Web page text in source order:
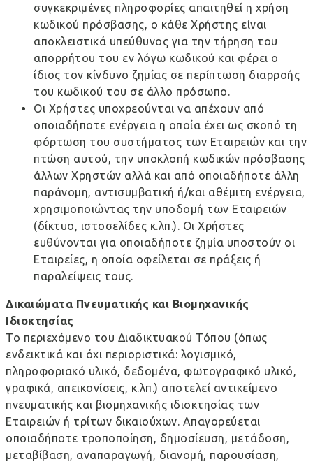
συγκεκριμένες πληροφορίες απαιτηθεί η χρήση
κωδικού πρόσβασης, ο κάθε Χρήστης είναι
αποκλειστικά υπεύθυνος για την τήρηση του
απορρήτου του εν λόγω κωδικού και φέρει ο
ίδιος τον κίνδυνο ζημίας σε περίπτωση διαρροής
του κωδικού του σε άλλο πρόσωπο.
Οι Χρήστες υποχρεούνται να απέχουν από
οποιαδήποτε ενέργεια η οποία έχει ως σκοπό τη
φόρτωση του συστήματος των Εταιρειών και την
πτώση αυτού, την υποκλοπή κωδικών πρόσβασης
άλλων Χρηστών αλλά και από οποιαδήποτε άλλη
παράνομη, αντισυμβατική ή/και αθέμιτη ενέργεια,
χρησιμοποιώντας την υποδομή των Εταιρειών
(δίκτυο, ιστοσελίδες κ.λπ.). Οι Χρήστες
ευθύνονται για οποιαδήποτε ζημία υποστούν οι
Εταιρείες, η οποία οφείλεται σε πράξεις ή
παραλείψεις τους.
Δικαιώματα Πνευματικής και Βιομηχανικής
Ιδιοκτησίας
Το περιεχόμενο του Διαδικτυακού Τόπου (όπως
ενδεικτικά και όχι περιοριστικά: λογισμικό,
πληροφοριακό υλικό, δεδομένα, φωτογραφικό υλικό,
γραφικά, απεικονίσεις, κ.λπ.) αποτελεί αντικείμενο
πνευματικής και βιομηχανικής ιδιοκτησίας των
Εταιρειών ή τρίτων δικαιούχων. Απαγορεύεται
οποιαδήποτε τροποποίηση, δημοσίευση, μετάδοση,
μεταβίβαση, αναπαραγωγή, διανομή, παρουσίαση,